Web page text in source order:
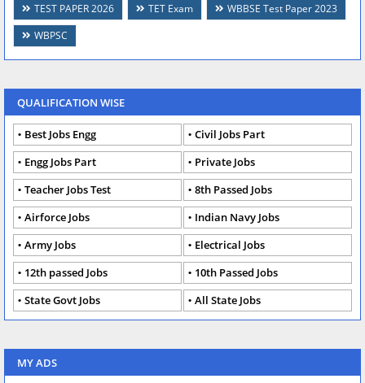
TEST PAPER 2026
TET Exam
WBBSE Test Paper 2023
WBPSC
QUALIFICATION WISE
Best Jobs Engg
Civil Jobs Part
Engg Jobs Part
Private Jobs
Teacher Jobs Test
8th Passed Jobs
Airforce Jobs
Indian Navy Jobs
Army Jobs
Electrical Jobs
12th passed Jobs
10th Passed Jobs
State Govt Jobs
All State Jobs
MY ADS